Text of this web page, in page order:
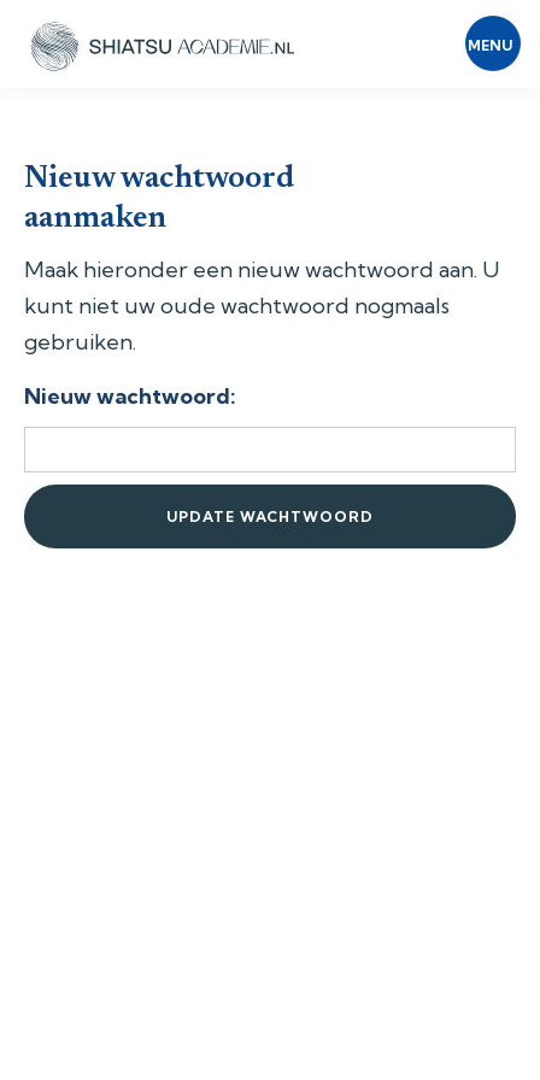
MENU
Nieuw wachtwoord
aanmaken
Maak hieronder een nieuw wachtwoord aan. U
kunt niet uw oude wachtwoord nogmaals
gebruiken.
Nieuw wachtwoord: